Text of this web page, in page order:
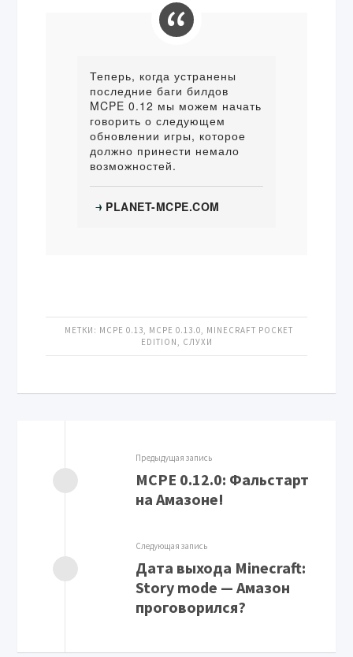
Теперь, когда устранены
последние баги билдов
MCPE 0.12 мы можем начать
говорить о следующем
обновлении игры, которое
должно принести немало
возможностей.
→ PLANET-MCPE.COM
МЕТКИ: MCPE 0.13, MCPE 0.13.0, MINECRAFT POCKET
EDITION , СЛУХИ
Предыдущая запись
MCPE 0.12.0: Фальстарт
на Амазоне!
Следующая запись
Дата выхода Minecraft:
Story mode — Амазон
проговорился?